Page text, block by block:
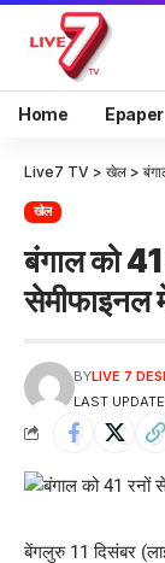
Home Epaper
Live7 TV > खेल >
खेल
बंगाल को
सेमीफाइनल
LAST
BYLIVE 7
बेंगलुरु 11 दिसंबर